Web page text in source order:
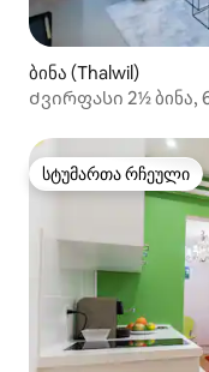
ბინა (Thalwil)
Ძვირფასი 2½
სტუმართა რჩეული
სტუმართა რჩეული